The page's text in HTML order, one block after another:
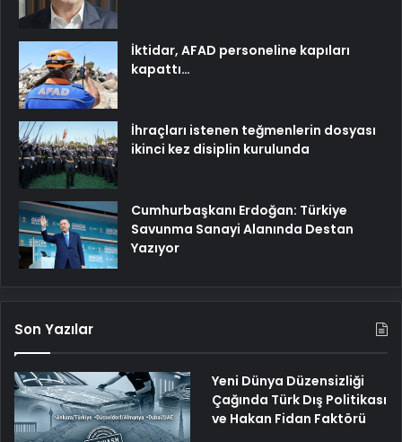
İktidar, AFAD personeline kapıları
kapattı…
İhraçları istenen teğmenlerin dosyası
ikinci kez disiplin kurulunda
Cumhurbaşkanı Erdoğan: Türkiye
Savunma Sanayi Alanında Destan
Yazıyor
Son Yazılar
Yeni Dünya Düzensizliği
Çağında Türk Dış Politikası
ve Hakan Fidan Faktörü